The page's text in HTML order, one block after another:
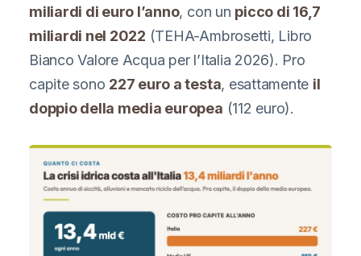
miliardi di euro l’anno, con un picco di 16,7
miliardi nel 2022 (TEHA-Ambrosetti, Libro
Bianco Valore Acqua per l’Italia 2026). Pro
capite sono 227 euro a testa, esattamente il
doppio della media europea (112 euro).